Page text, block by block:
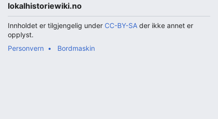
lokalhistoriewiki.no
Innholdet er tilgjengelig under CC-BY-SA der ikke annet er
opplyst.
Personvern
Bordmaskin